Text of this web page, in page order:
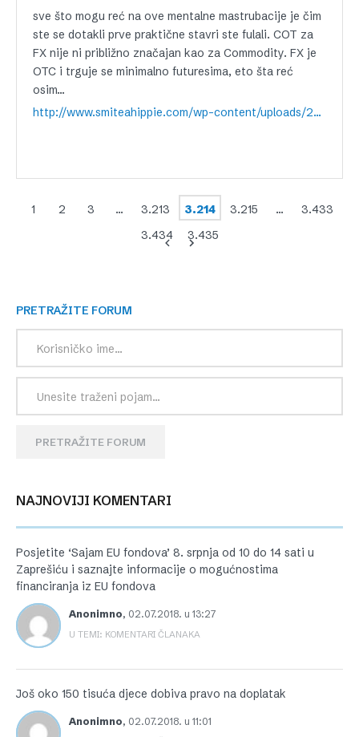
sve što mogu reć na ove mentalne mastrubacije je čim
ste se dotakli prve praktične stavri ste fulali. COT za
FX nije ni približno značajan kao za Commodity. FX je
OTC i trguje se minimalno futuresima, eto šta reć
osim…
http://www.smiteahippie.com/wp-content/uploads/2009/07/simpsons_nelson_haha2.jpg
1 2 3 … 3.213 3.214 3.215 …
3.433
3.434
3.435
PRETRAŽITE FORUM
PRETRAŽITE FORUM
NAJNOVIJI KOMENTARI
Posjetite ‘Sajam EU fondova’ 8. srpnja od 10 do 14 sati u
Zaprešiću i saznajte informacije o mogućnostima
financiranja iz EU fondova
Anonimno, 02.07.2018. u 13:27
U TEMI: KOMENTARI ČLANAKA
Još oko 150 tisuća djece dobiva pravo na doplatak
Anonimno, 02.07.2018. u 11:01